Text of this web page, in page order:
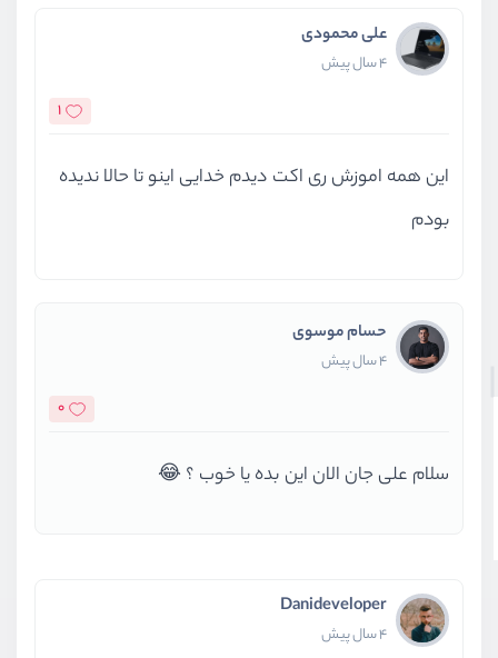
علی محمودی
4 سال پیش
1
این همه اموزش ری اکت دیدم خدایی اینو تا حالا ندیده
بودم
حسام موسوی
4 سال پیش
0
سلام علی جان الان این بده یا خوب ؟ 😂
Danideveloper
4 سال پیش